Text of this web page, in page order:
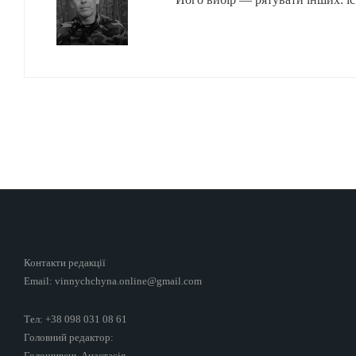
Контакти редакції
Email: vinnychchyna.online@gmail.com
Тел: +38 098 031 08 61
Головний редактор: